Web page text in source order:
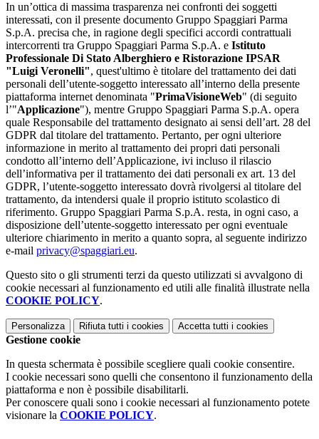
In un’ottica di massima trasparenza nei confronti dei soggetti
interessati, con il presente documento Gruppo Spaggiari Parma
S.p.A. precisa che, in ragione degli specifici accordi contrattuali
intercorrenti tra Gruppo Spaggiari Parma S.p.A. e Istituto
Professionale Di Stato Alberghiero e Ristorazione IPSAR
"Luigi Veronelli", quest'ultimo è titolare del trattamento dei dati
personali dell’utente-soggetto interessato all’interno della presente
piattaforma internet denominata "PrimaVisioneWeb" (di seguito
l’"Applicazione"), mentre Gruppo Spaggiari Parma S.p.A. opera
quale Responsabile del trattamento designato ai sensi dell’art. 28 del
GDPR dal titolare del trattamento. Pertanto, per ogni ulteriore
informazione in merito al trattamento dei propri dati personali
condotto all’interno dell’Applicazione, ivi incluso il rilascio
dell’informativa per il trattamento dei dati personali ex art. 13 del
GDPR, l’utente-soggetto interessato dovrà rivolgersi al titolare del
trattamento, da intendersi quale il proprio istituto scolastico di
riferimento. Gruppo Spaggiari Parma S.p.A. resta, in ogni caso, a
disposizione dell’utente-soggetto interessato per ogni eventuale
ulteriore chiarimento in merito a quanto sopra, al seguente indirizzo
e-mail privacy@spaggiari.eu.
Questo sito o gli strumenti terzi da questo utilizzati si avvalgono di
cookie necessari al funzionamento ed utili alle finalità illustrate nella
COOKIE POLICY.
Personalizza Rifiuta tutti i cookies Accetta tutti i cookies
Gestione cookie
In questa schermata è possibile scegliere quali cookie consentire.
I cookie necessari sono quelli che consentono il funzionamento della
piattaforma e non è possibile disabilitarli.
Per conoscere quali sono i cookie necessari al funzionamento potete
visionare la COOKIE POLICY.